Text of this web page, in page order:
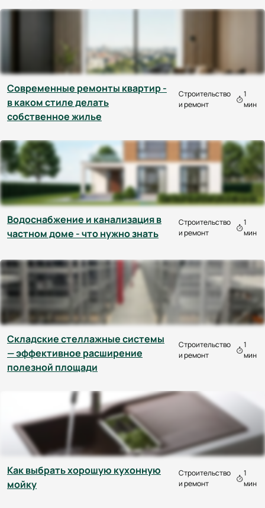
Современные ремонты квартир -
в каком стиле делать
собственное жилье
Строительство
и ремонт
1
мин
Водоснабжение и канализация в
частном доме - что нужно знать
Строительство
и ремонт
1
мин
Складские стеллажные системы
— эффективное расширение
полезной площади
Строительство
и ремонт
1
мин
Как выбрать хорошую кухонную
мойку
Строительство
и ремонт
1
мин